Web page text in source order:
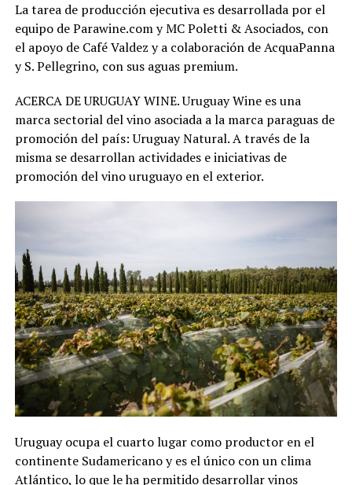
La tarea de producción ejecutiva es desarrollada por el
equipo de Parawine.com y MC Poletti & Asociados, con
el apoyo de Café Valdez y a colaboración de AcquaPanna
y S. Pellegrino, con sus aguas premium.
ACERCA DE URUGUAY WINE. Uruguay Wine es una
marca sectorial del vino asociada a la marca paraguas de
promoción del país: Uruguay Natural. A través de la
misma se desarrollan actividades e iniciativas de
promoción del vino uruguayo en el exterior.
Uruguay ocupa el cuarto lugar como productor en el
continente Sudamericano y es el único con un clima
Atlántico, lo que le ha permitido desarrollar vinos